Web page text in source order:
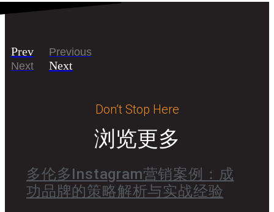
Prev
Previous
Next
Next
Don’t Stop Here
浏览更多
多伦多Instagram营销案例：成
功品牌的策略解析与实战经验